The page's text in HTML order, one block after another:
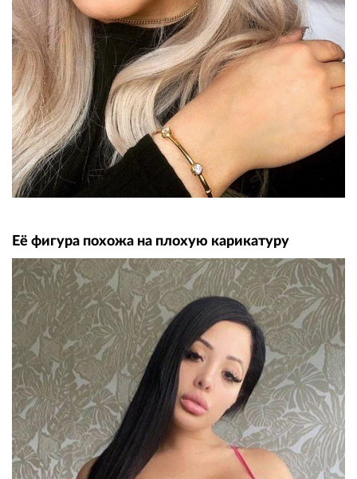
Её фигура похожа на плохую карикатуру